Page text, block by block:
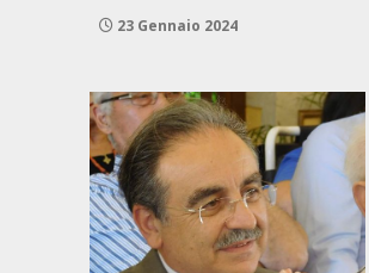
23 Gennaio 2024